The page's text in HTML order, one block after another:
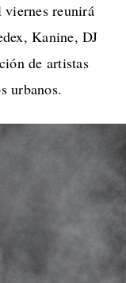
viernes reunirá
Kanine, DJ
de artistas
urbanos.